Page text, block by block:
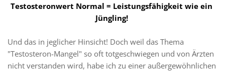
Testosteronwert Normal = Leistungsfähigkeit wie ein
Jüngling!
Und das in jeglicher Hinsicht! Doch weil das Thema
"Testosteron-Mangel" so oft totgeschwiegen und von Ärzten
nicht verstanden wird, habe ich zu einer außergewöhnlichen